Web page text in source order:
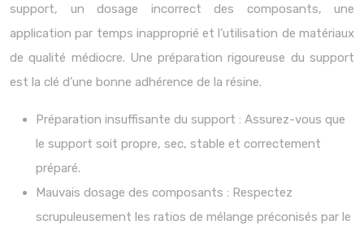
support, un dosage incorrect des composants, une
application par temps inapproprié et l’utilisation de matériaux
de qualité médiocre. Une préparation rigoureuse du support
est la clé d’une bonne adhérence de la résine.
Préparation insuffisante du support : Assurez-vous que
le support soit propre, sec, stable et correctement
préparé.
Mauvais dosage des composants : Respectez
scrupuleusement les ratios de mélange préconisés par le